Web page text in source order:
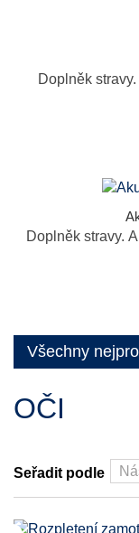
Doplněk
Doplněk stravy.
Všechny
OČI
Seřadit podle